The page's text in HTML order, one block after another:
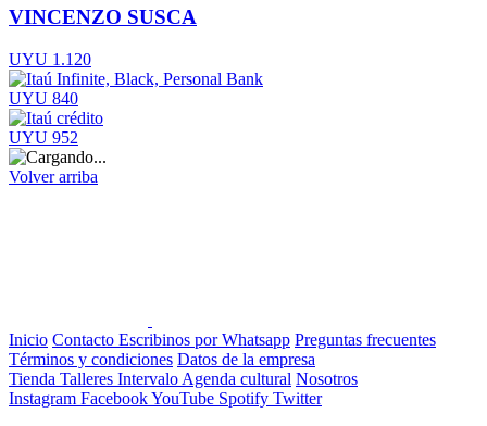
VINCENZO SUSCA
UYU 1.120
UYU 840
UYU 952
Volver arriba
Inicio Contacto Escribinos por Whatsapp Preguntas frecuentes
Términos y condiciones Datos de la empresa
Tienda Talleres Intervalo Agenda cultural Nosotros
Instagram FacebookYouTube Spotify Twitter